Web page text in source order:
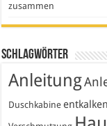
zusammen
Schlagwörter
Anleitung
Duschkabine entkalken